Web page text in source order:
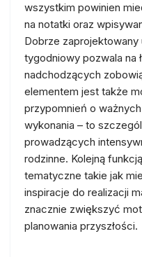
wszystkim powinien
na notatki oraz
Dobrze zaprojektowany
tygodniowy pozwala na
nadchodzących
elementem jest także
przypomnień o
wykonania – to
prowadzących
rodzinne. Kolejną
tematyczne takie jak
inspiracje do realizacji
znacznie zwiększyć
planowania przyszłości.